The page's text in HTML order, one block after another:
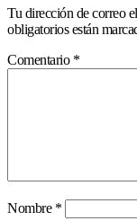
Tu dirección de correo
obligatorios están
Comentario *
Nombre *